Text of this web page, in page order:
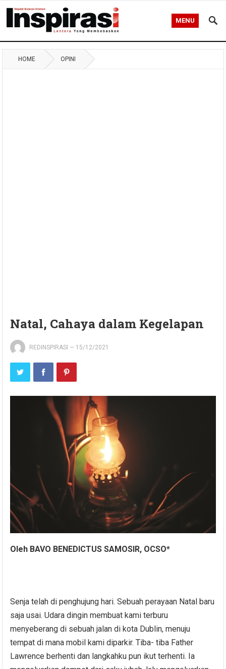
MENU
HOME OPINI
Natal, Cahaya dalam Kegelapan
REDINSPIRASI — 15/12/2021
Oleh BAVO BENEDICTUS SAMOSIR, OCSO*
Senja telah di penghujung hari. Sebuah perayaan Natal baru
saja usai. Udara dingin membuat kami terburu
menyeberang di sebuah jalan di kota Dublin, menuju
tempat di mana mobil kami diparkir. Tiba- tiba Father
Lawrence berhenti dan langkahku pun ikut terhenti. Ia